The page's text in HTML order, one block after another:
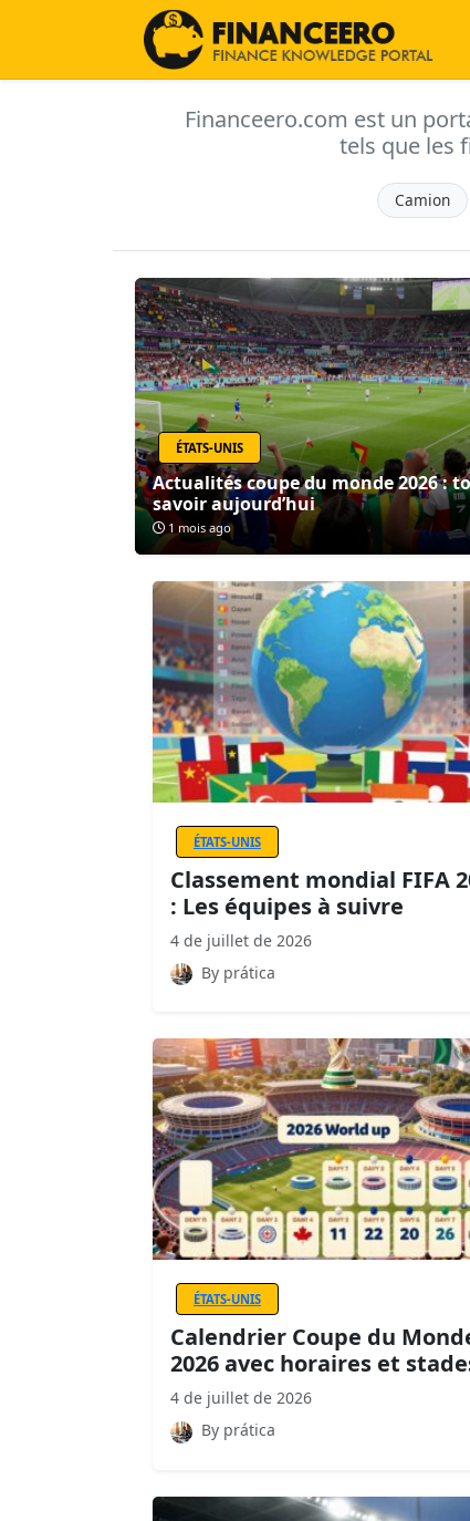
Financeero.com est un
tels que les
Camion
ÉTATS-UNIS
Actualités coupe du monde 2026 :
savoir aujourd’hui
1 mois ago
ÉTATS-UNIS
Classement mondial FIFA
: Les équipes à suivre
4 de juillet de 2026
By prática
ÉTATS-UNIS
Calendrier Coupe du
2026 avec horaires et
4 de juillet de 2026
By prática